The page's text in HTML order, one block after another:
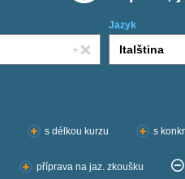
Jazyk
s délkou kurzu s
příprava na jaz. zkoušku